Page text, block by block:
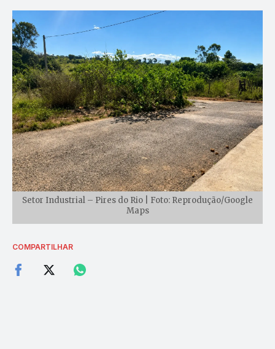
Setor Industrial – Pires do Rio | Foto: Reprodução/Google
Maps
COMPARTILHAR